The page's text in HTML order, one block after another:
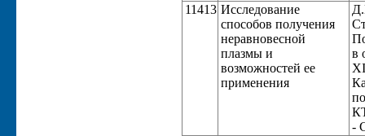
11413 Исследование
способов получения
неравновесной
плазмы и
возможностей ее
применения
в
-